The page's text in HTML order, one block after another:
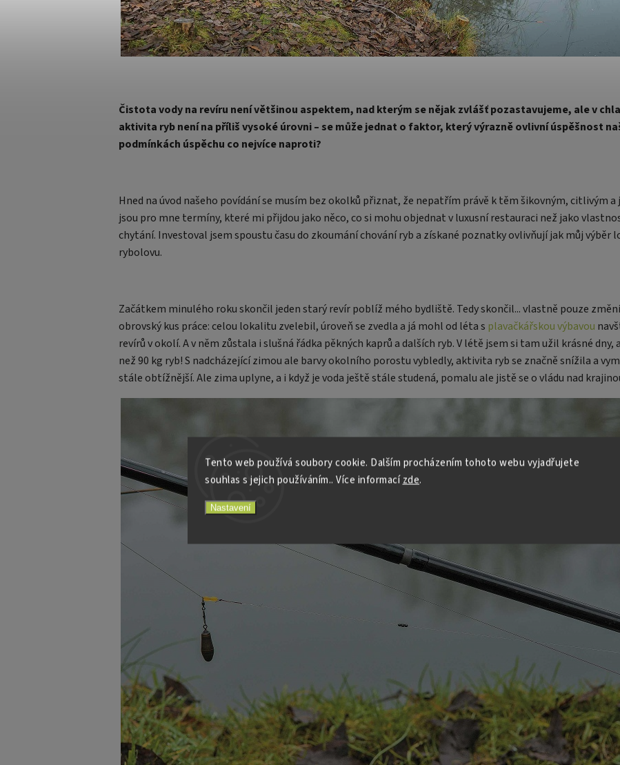
Tento web používá soubory cookie. Dalším procházením tohoto webu vyjadřujete
souhlas s jejich používáním.. Více informacízde.
Nastavení
Čistota vody na revíru není většinou aspektem, nad kterým se nějak zvlášť pozastavujeme, ale v
aktivita ryb není na příliš vysoké úrovni – se může jednat o faktor, který výrazně ovlivní úspěšnost
podmínkách úspěchu co nejvíce naproti?
Hned na úvod našeho povídání se musím bez okolků přiznat, že nepatřím právě k těm šikovným, citlivým
jsou pro mne termíny, které mi přijdou jako něco, co si mohu objednat v luxusní restauraci než jako
chytání. Investoval jsem spoustu času do zkoumání chování ryb a získané poznatky ovlivňují jak můj
rybolovu.
Začátkem minulého roku skončil jeden starý revír poblíž mého bydliště. Tedy skončil... vlastně pouze
obrovský kus práce: celou lokalitu zvelebil, úroveň se zvedla a já mohl od léta s plavačkářskou výbavou
revírů v okolí. A v něm zůstala i slušná řádka pěkných kaprů a dalších ryb. V létě jsem si tam užil krásné dny,
než 90 kg ryb! S nadcházející zimou ale barvy okolního porostu vybledly, aktivita ryb se značně snížila a
stále obtížnější. Ale zima uplyne, a i když je voda ještě stále studená, pomalu ale jistě se o vládu nad